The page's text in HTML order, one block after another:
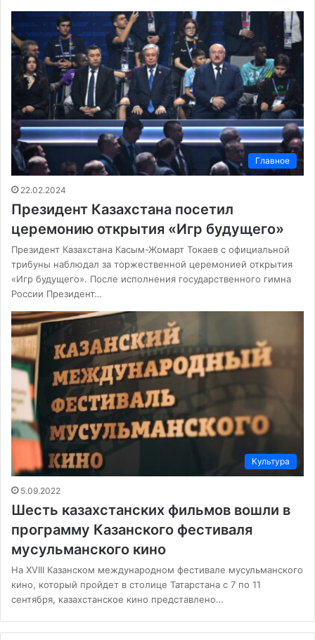
Главное
22.02.2024
Президент Казахстана посетил
церемонию открытия «Игр будущего»
Президент Казахстана Касым-Жомарт Токаев с официальной
трибуны наблюдал за торжественной церемонией открытия
«Игр будущего». После исполнения государственного гимна
России Президент…
Культура
5.09.2022
Шесть казахстанских фильмов вошли в
программу Казанского фестиваля
мусульманского кино
На XVIII Казанском международном фестивале мусульманского
кино, который пройдет в столице Татарстана с 7 по 11
сентября, казахстанское кино представлено…